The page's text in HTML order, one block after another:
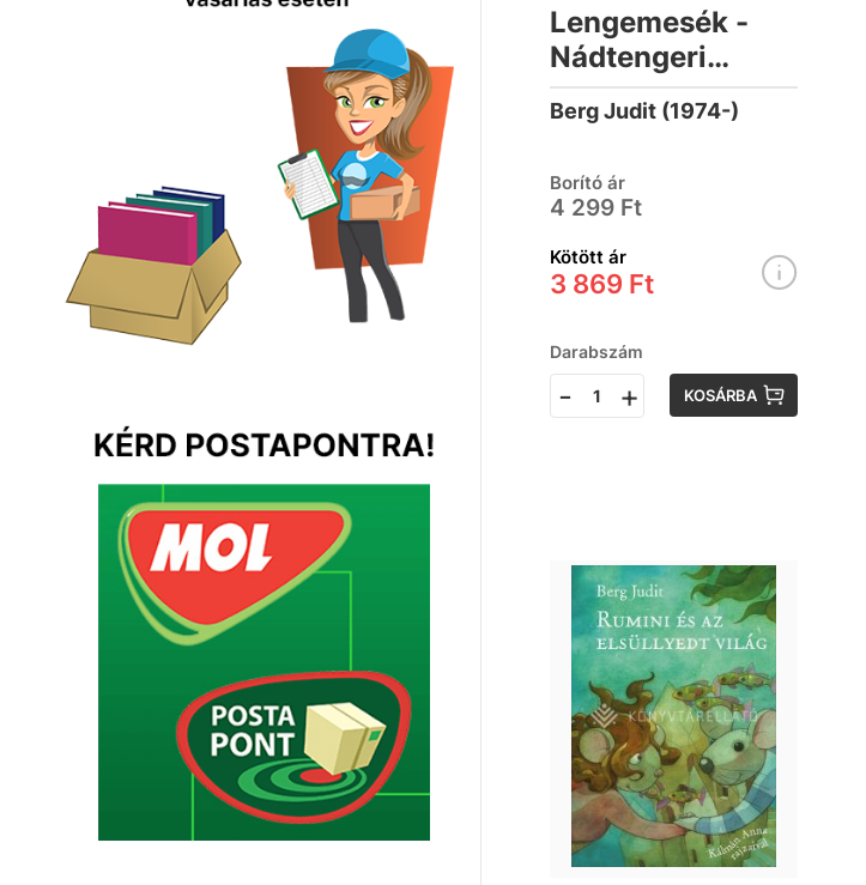
Lengemesék -
Nádtengeri
rejtélyek
Berg Judit (1974-)
Borító ár
4 299 Ft
Kötött ár
3 869 Ft
Darabszám
- + KOSÁRBA